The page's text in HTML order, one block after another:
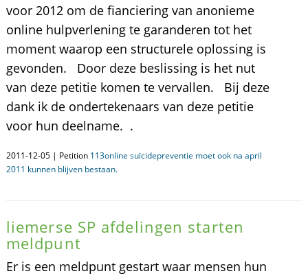
voor 2012 om de fianciering van anonieme
online hulpverlening te garanderen tot het
moment waarop een structurele oplossing is
gevonden. Door deze beslissing is het nut
van deze petitie komen te vervallen. Bij deze
dank ik de ondertekenaars van deze petitie
voor hun deelname. .
2011-12-05 | Petition 113online suïcidepreventie moet ook na april
2011 kunnen blijven bestaan.
liemerse SP afdelingen starten
meldpunt
Er is een meldpunt gestart waar mensen hun